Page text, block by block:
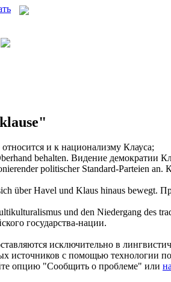
и к национализму Клауса;
behalten. Видение демократии
politischer Standard-Parteien an.
über Havel und Klaus hinaus bewegt.
und den Niedergang des
государства-нации.
исключительно в
источников с помощью
опцию "Сообщить о проблеме" или